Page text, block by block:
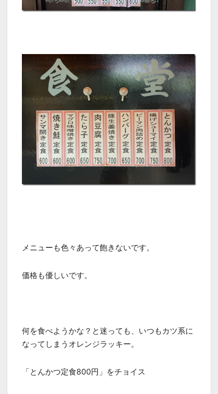
メニューも色々あって飽きないです。
価格も優しいです。
何を食べようかな？と迷っても、いつもカツ系に
なってしまうオレンジラッキー。
「とんかつ定食800円」をチョイス